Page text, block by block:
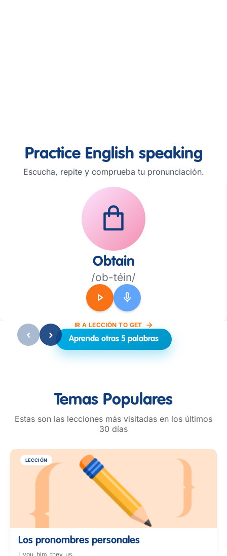
Practice English speaking
Escucha, repite y comprueba tu pronunciación.
Obtain
/ob-téin/
play_arrow mic
‹ ›
IR A LECCIÓN TO GET
Aprende otras 5 palabras
Temas Populares
Estas son las lecciones más visitadas en los últimos
30 días
LECCIÓN
Los pronombres personales
I, you, him, they, us.